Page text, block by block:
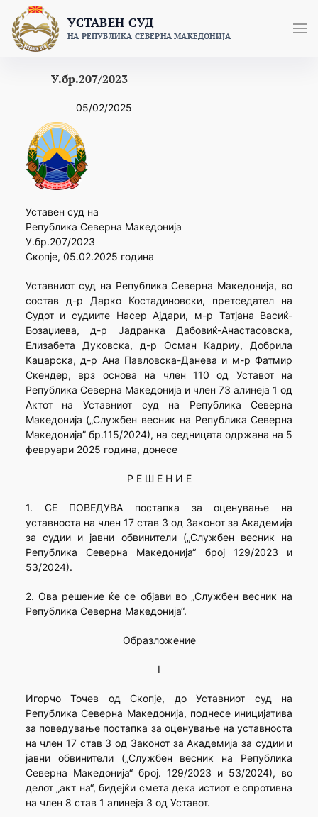
content
УСТАВЕН СУД
НА РЕПУБЛИКА СЕВЕРНА МАКЕДОНИЈА
У.бр.207/2023
05/02/2025
Уставен суд на
Република Северна Македонија
У.бр.207/2023
Скопје, 05.02.2025 година
Уставниот суд на Република Северна Македонија, во
состав д-р Дарко Костадиновски, претседател на
Судот и судиите Насер Ајдари, м-р Татјана Васиќ-
Бозаџиева, д-р Јадранка Дабовиќ-Анастасовска,
Елизабета Дуковска, д-р Осман Кадриу, Добрила
Кацарска, д-р Ана Павловска-Данева и м-р Фатмир
Скендер, врз основа на член 110 од Уставот на
Република Северна Македонија и член 73 алинеја 1 од
Актот на Уставниот суд на Република Северна
Македонија („Службен весник на Република Северна
Македонија” бр.115/2024), на седницата одржана на 5
февруари 2025 година, донесе
Р Е Ш Е Н И Е
1. СЕ ПОВЕДУВА постапка за оценување на
уставноста на член 17 став 3 од Законот за Академија
за судии и јавни обвинители („Службен весник на
Република Северна Македонија“ број 129/2023 и
53/2024).
2. Ова решение ќе се објави во „Службен весник на
Република Северна Македонија“.
Образложение
I
Игорчо Точев од Скопје, до Уставниот суд на
Република Северна Македонија, поднесе иницијатива
за поведување постапка за оценување на уставноста
на член 17 став 3 од Законот за Академија за судии и
јавни обвинители („Службен весник на Република
Северна Македонија“ број. 129/2023 и 53/2024), во
делот „акт на“, бидејќи смета дека истиот е спротивна
на член 8 став 1 алинеја 3 од Уставот.